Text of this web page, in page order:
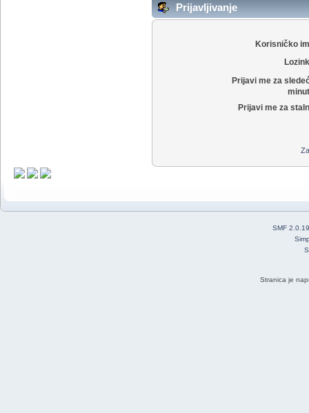
Prijavljivanje
Korisničko
Prijavi me za
Prijavi me za
SMF 2.0.19
Stranica je